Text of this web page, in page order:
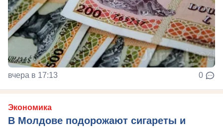
вчера в 17:13 0
Экономика
В Молдове подорожают сигареты и